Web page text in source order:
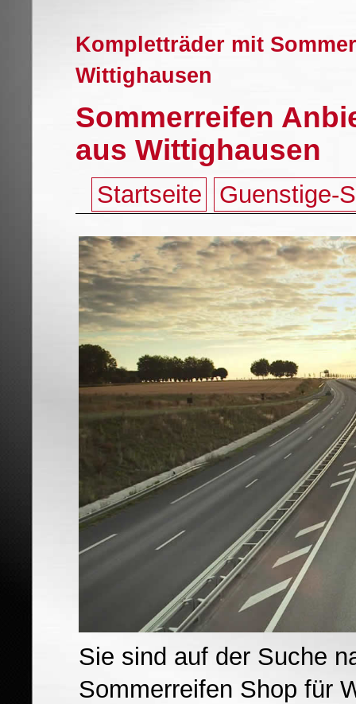
Kompletträder mit
Wittighausen
Sommerreifen
aus Wittighausen
Startseite Guenstige-
Sie sind auf der Suche
Sommerreifen Shop für